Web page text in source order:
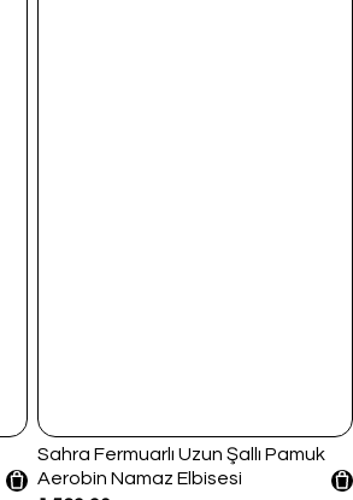
Sahra Fermuarlı Uzun Şallı Pamuk
Aerobin Namaz Elbisesi